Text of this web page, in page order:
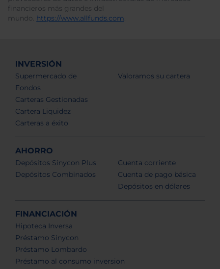
financieros más grandes del
mundo. https://www.allfunds.com.
INVERSIÓN
Supermercado de
Fondos
Carteras Gestionadas
Cartera Liquidez
Carteras a éxito
Valoramos su cartera
AHORRO
Depósitos Sinycon Plus
Depósitos Combinados
Cuenta corriente
Cuenta de pago básica
Depósitos en dólares
FINANCIACIÓN
Hipoteca Inversa
Préstamo Sinycon
Préstamo Lombardo
Préstamo al consumo inversion